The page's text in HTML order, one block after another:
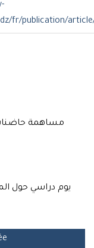
fr/publication/